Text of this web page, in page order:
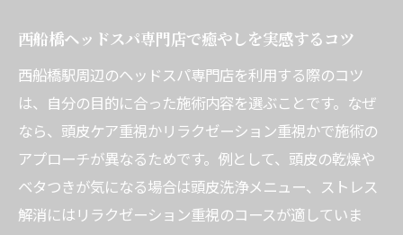
力とは
ヘッドスパ専門店で受ける頭皮ケアの特徴
と利点
ヘッドスパを続けることで理想の頭皮環境
を保つ方法
ヘッドスパとヘッドマッサージの違いを徹底解
説
西船橋ヘッドスパ専門店で癒やしを実感するコツ
西船橋駅周辺のヘッドスパ専門店を利用する際のコツ
は、自分の目的に合った施術内容を選ぶことです。なぜ
なら、頭皮ケア重視かリラクゼーション重視かで施術の
アプローチが異なるためです。例として、頭皮の乾燥や
ベタつきが気になる場合は頭皮洗浄メニュー、ストレス
解消にはリラクゼーション重視のコースが適していま